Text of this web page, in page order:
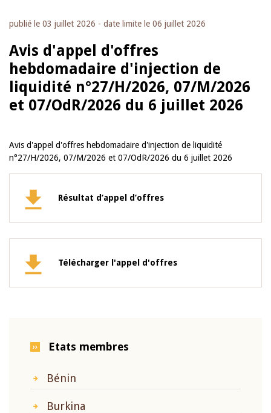
publié le 03 juillet 2026 - date limite le 06 juillet 2026
Avis d'appel d'offres
hebdomadaire d'injection de
liquidité n°27/H/2026, 07/M/2026
et 07/OdR/2026 du 6 juillet 2026
Avis d'appel d'offres hebdomadaire d'injection de liquidité
n°27/H/2026, 07/M/2026 et 07/OdR/2026 du 6 juillet 2026
Résultat d’appel d’offres
Télécharger l'appel d'offres
Etats membres
Bénin
Burkina